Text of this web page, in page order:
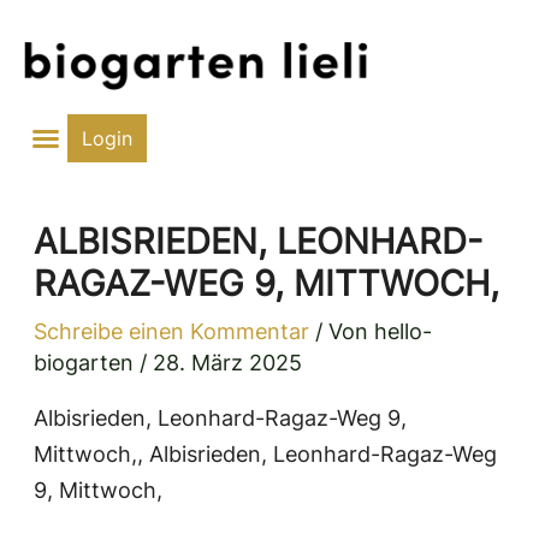
Inhalt
Login
ALBISRIEDEN, LEONHARD-
RAGAZ-WEG 9, MITTWOCH,
Schreibe einen Kommentar / Von hello-
biogarten / 28. März 2025
Albisrieden, Leonhard-Ragaz-Weg 9,
Mittwoch,, Albisrieden, Leonhard-Ragaz-Weg
9, Mittwoch,